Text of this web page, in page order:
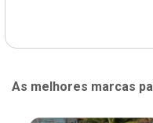
As melhores marcas